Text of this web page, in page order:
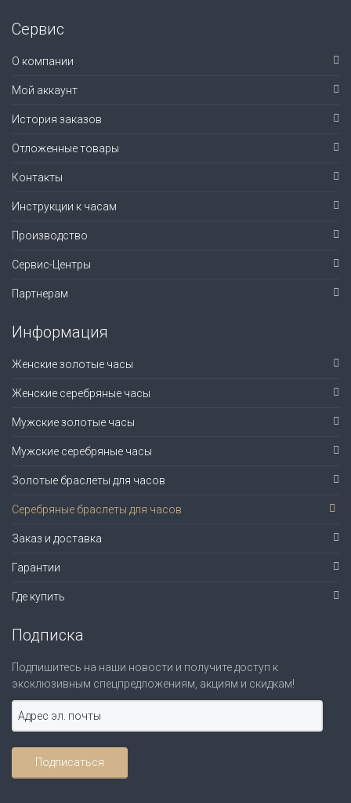
Сервис
О компании
Мой аккаунт
История заказов
Отложенные товары
Контакты
Инструкции к часам
Производство
Сервис-Центры
Партнерам
Информация
Женские золотые часы
Женские серебряные часы
Мужские золотые часы
Мужские серебряные часы
Золотые браслеты для часов
Серебряные браслеты для часов
Заказ и доставка
Гарантии
Где купить
Подписка
Подпишитесь на наши новости и получите доступ к
эксклюзивным спецпредложениям, акциям и скидкам!